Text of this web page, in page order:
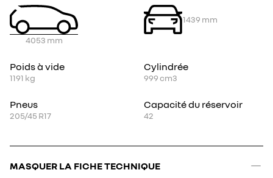
MASQUER LA FICHE TECHNIQUE
4053 mm
1439 mm
Poids à vide
1191 kg
Cylindrée
999cm3
Pneus
205/45 R17
Capacité du réservoir
42